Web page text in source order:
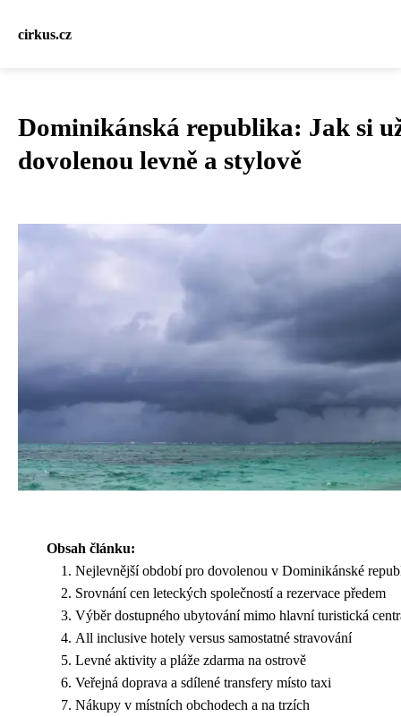
cirkus.cz
Dominikánská republika: Jak si
dovolenou levně a stylově
Obsah článku:
Nejlevnější období pro dovolenou v Dominikánské
Srovnání cen leteckých společností a rezervace předem
Výběr dostupného ubytování mimo hlavní turistická
All inclusive hotely versus samostatné stravování
Levné aktivity a pláže zdarma na ostrově
Veřejná doprava a sdílené transfery místo taxi
Nákupy v místních obchodech a na trzích